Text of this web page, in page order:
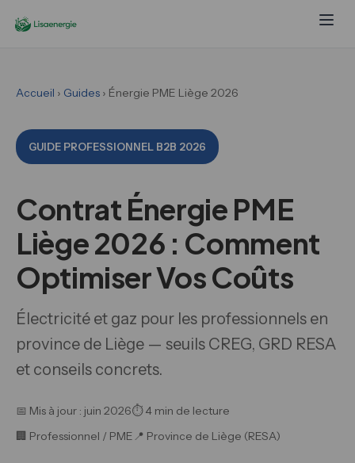
Accueil › Guides › Énergie PME Liège 2026
GUIDE PROFESSIONNEL B2B 2026
Contrat Énergie PME
Liège 2026 : Comment
Optimiser Vos Coûts
Électricité et gaz pour les professionnels en
province de Liège — seuils CREG, GRD RESA
et conseils concrets.
📅 Mis à jour : juin 2026⏱ 4 min de lecture
🏢 Professionnel / PME📍 Province de Liège (RESA)